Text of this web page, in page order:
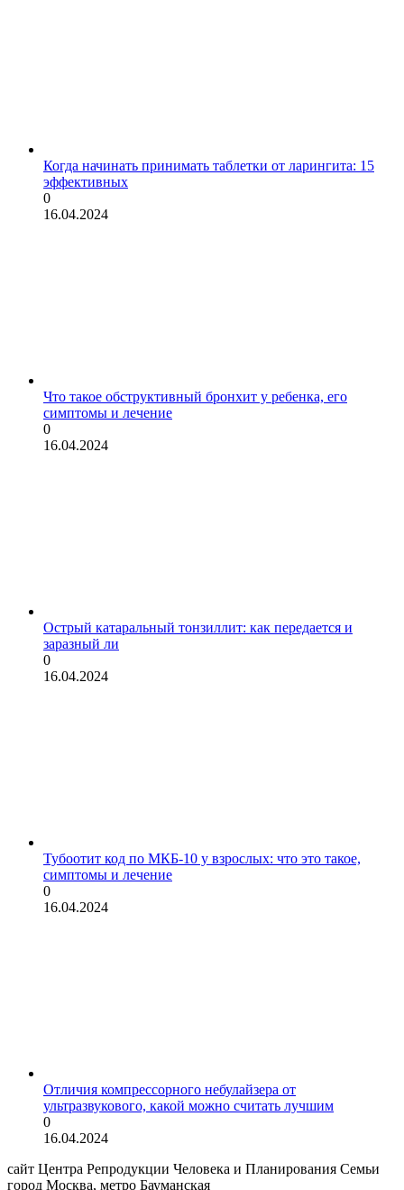
Когда начинать принимать таблетки от ларингита: 15
эффективных
0
16.04.2024
Что такое обструктивный бронхит у ребенка, его
симптомы и лечение
0
16.04.2024
Острый катаральный тонзиллит: как передается и
заразный ли
0
16.04.2024
Тубоотит код по МКБ-10 у взрослых: что это такое,
симптомы и лечение
0
16.04.2024
Отличия компрессорного небулайзера от
ультразвукового, какой можно считать лучшим
0
16.04.2024
сайт Центра Репродукции Человека и Планирования Семьи
город Москва, метро Бауманская